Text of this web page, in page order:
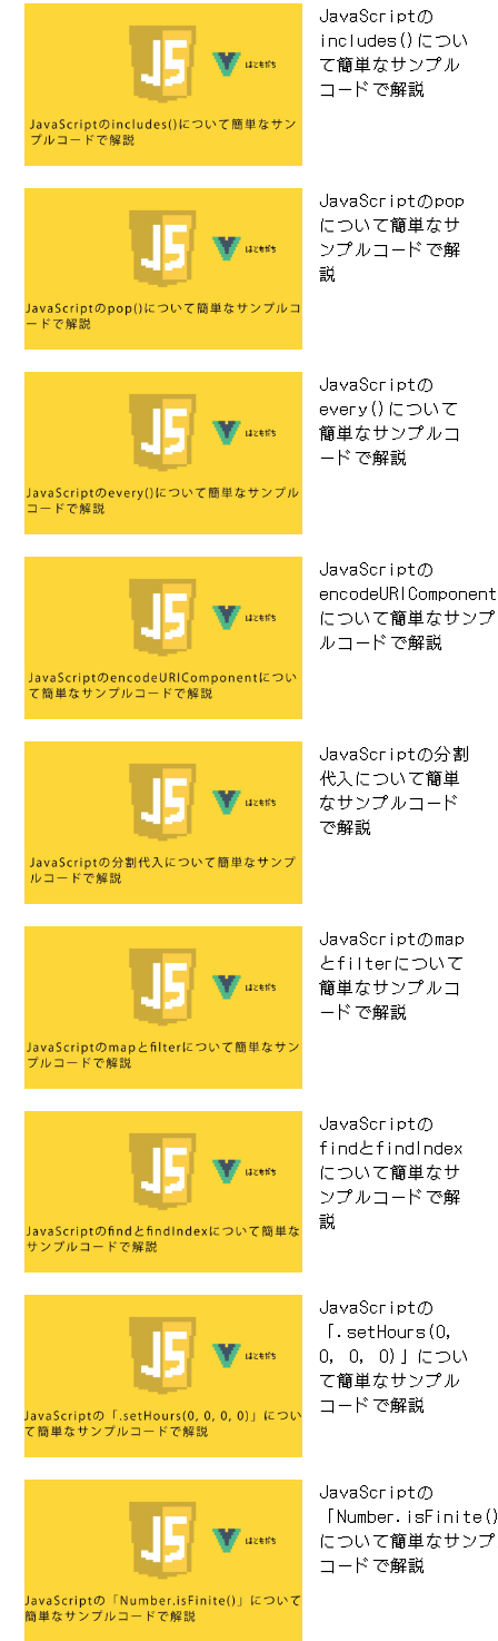
JavaScriptの
includes()につい
て簡単なサンプル
コードで解説
JavaScriptのpop
について簡単なサ
ンプルコードで解
説
JavaScriptの
every()について
簡単なサンプルコ
ードで解説
JavaScriptの
encodeURIComponent
について簡単なサンプ
ルコードで解説
JavaScriptの分割
代入について簡単
なサンプルコード
で解説
JavaScriptのmap
とfilterについて
簡単なサンプルコ
ードで解説
JavaScriptの
findとfindIndex
について簡単なサ
ンプルコードで解
説
JavaScriptの
「.setHours(0,
0, 0, 0)」につい
て簡単なサンプル
コードで解説
JavaScriptの
「
について簡単なサン
コードで解説